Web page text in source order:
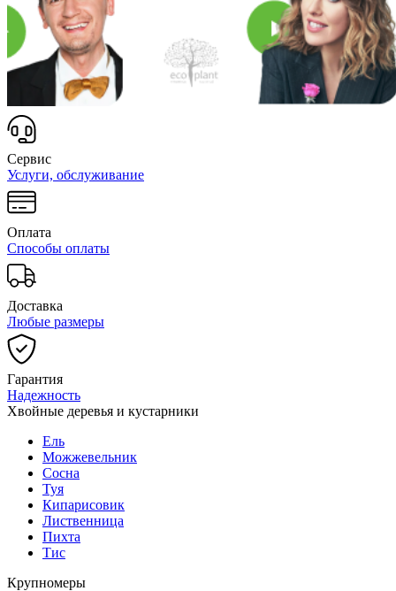
Сервис
Услуги, обслуживание
Оплата
Способы оплаты
Доставка
Любые размеры
Гарантия
Надежность
Хвойные деревья и кустарники
Ель
Можжевельник
Сосна
Туя
Кипарисовик
Лиственница
Пихта
Тис
Крупномеры